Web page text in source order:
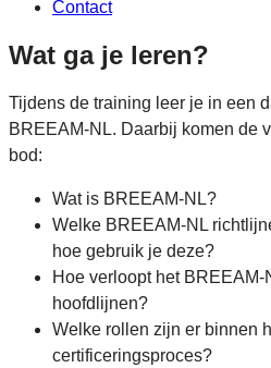
Contact
Wat ga je leren?
Tijdens de training leer je in een
BREEAM-NL. Daarbij komen de
bod:
Wat is BREEAM-NL?
Welke BREEAM-NL
hoe gebruik je deze?
Hoe verloopt het
hoofdlijnen?
Welke rollen zijn er binnen
certificeringsproces?